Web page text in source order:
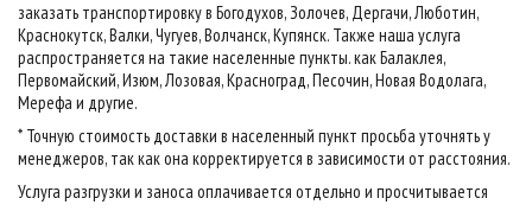
заказать транспортировку в Богодухов, Золочев, Дергачи, Люботин,
Краснокутск, Валки, Чугуев, Волчанск, Купянск. Также наша услуга
распространяется на такие населенные пункты. как Балаклея,
Первомайский, Изюм, Лозовая, Красноград, Песочин, Новая Водолага,
Мерефа и другие.
* Точную стоимость доставки в населенный пункт просьба уточнять у
менеджеров, так как она корректируется в зависимости от расстояния.
Услуга разгрузки и заноса оплачивается отдельно и просчитывается